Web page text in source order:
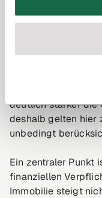
der
Blickwinkel:
deutlich stärker die
deshalb gelten hier
unbedingt
Ein zentraler Punkt
finanziellen
Immobilie steigt